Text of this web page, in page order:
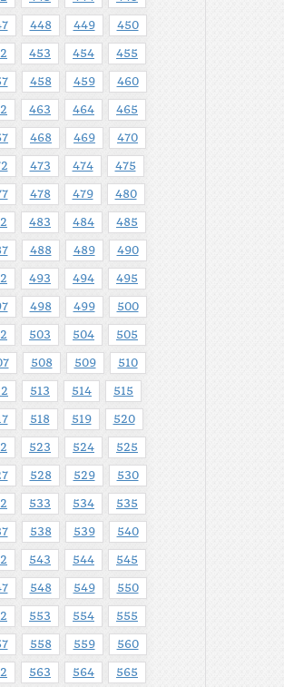
448 449 450
453 454 455
458 459 460
463 464 465
468 469 470
473 474 475
478 479 480
483 484 485
488 489 490
493 494 495
498 499 500
503 504 505
508 509 510
513 514 515
518 519 520
523 524 525
528 529 530
533 534 535
538 539 540
543 544 545
548 549 550
553 554 555
558 559 560
563 564 565